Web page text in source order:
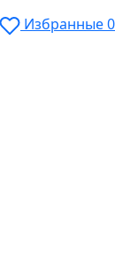
Избранные0